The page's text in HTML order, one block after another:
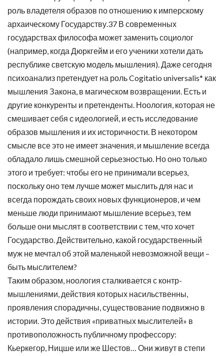
роль владетеля образов по отношению к имперскому
архаическому Государству.37 В современных
государствах философа может заменить социолог
(например, когда Дюркгейм и его ученики хотели дать
республике светскую модель мышления). Даже сегодня
психоанализ претендует на роль Cogitatio universalis* как
мышления Закона, в магическом возвращении. Есть и
другие конкуренты и претенденты. Ноология, которая не
смешивает себя с идеологией, и есть исследование
образов мышления и их историчности. В некотором
смысле все это не имеет значения, и мышление всегда
обладало лишь смешной серьезностью. Но оно только
этого и требует: чтобы его не принимали всерьез,
поскольку оно тем лучше может мыслить для нас и
всегда порождать своих новых функционеров, и чем
меньше люди принимают мышление всерьез, тем
больше они мыслят в соответствии с тем, что хочет
Государство. Действительно, какой государственный
муж не мечтал об этой маленькой невозможной вещи –
быть мыслителем?
Таким образом, ноология сталкивается с контр-
мышлениями, действия которых насильственны,
проявления спорадичны, существование подвижно в
истории. Это действия «приватных мыслителей» в
противоположность публичному профессору:
Кьеркегор, Ницше или же Шестов… Они живут в степи